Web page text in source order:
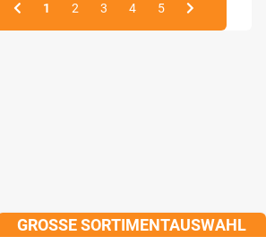
1 2 3 4 5
GROSSE SORTIMENTAUSWAHL